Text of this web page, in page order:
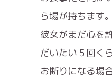
ら場が持ちます。
彼女がまだ心を
だいたい５回く
お断りになる場